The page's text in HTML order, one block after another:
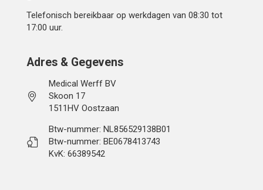
Telefonisch bereikbaar op werkdagen van 08:30 tot
17:00 uur.
Adres & Gegevens
Medical Werff BV
Skoon 17
1511HV Oostzaan
Btw-nummer: NL856529138B01
Btw-nummer: BE0678413743
KvK: 66389542